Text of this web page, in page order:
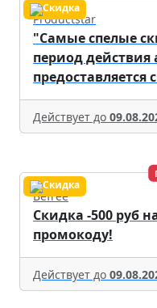
Productstar
"Самые спелые
период
предоставляется
Действует до
Befree
Скидка -500 руб
промокоду!
Действует до